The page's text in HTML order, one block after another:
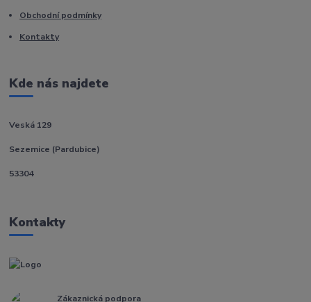
Obchodní podmínky
Kontakty
Kde nás najdete
Veská 129
Sezemice (Pardubice)
53304
Kontakty
Zákaznická podpora